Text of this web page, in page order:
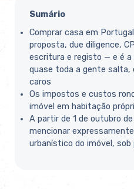
Sumário
Comprar casa em Portugal
proposta, due diligence,
escritura e registo — e é a
quase toda a gente salta,
caros
Os impostos e custos
imóvel em habitação
A partir de 1 de outubro
mencionar
urbanístico do imóvel, sob